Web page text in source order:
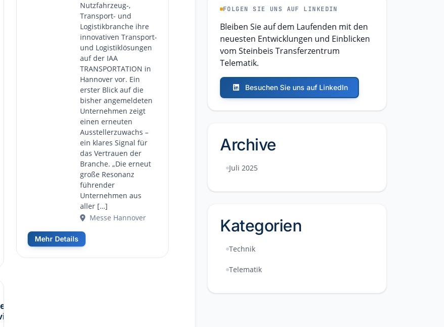
Nutzfahrzeug-,
Transport- und
Logistikbranche ihre
innovativen Transport-
und Logistiklösungen
auf der IAA
TRANSPORTATION in
Hannover vor. Ein
erster Blick auf die
bisher angemeldeten
Unternehmen zeigt
einen erneuten
Ausstellerzuwachs –
ein klares Signal für
das Vertrauen der
Branche. „Die erneut
große Resonanz
führender
Unternehmen aus
aller […]
Messe Hannover
Mehr Details
FOLGEN SIE UNS AUF LINKEDIN
Bleiben Sie auf dem Laufenden mit den
neuesten Entwicklungen und Einblicken
vom Steinbeis Transferzentrum
Telematik.
Besuchen Sie uns auf LinkedIn
Archive
Juli 2025
Kategorien
Technik
Telematik